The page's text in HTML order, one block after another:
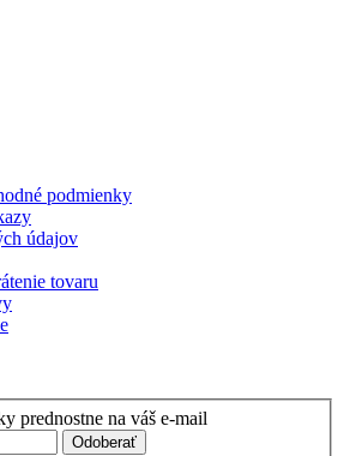
podmienky
údajov
tovaru
prednostne na váš e-mail
Odoberať